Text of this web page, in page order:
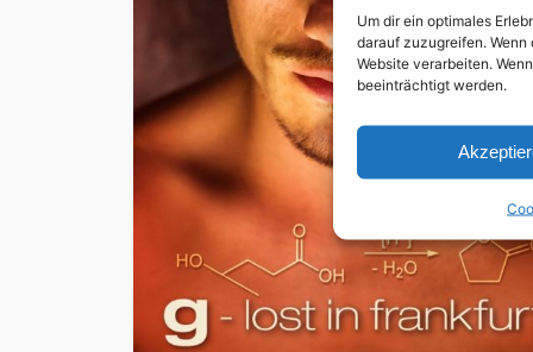
Um dir ein optimales
darauf zuzugreifen.
Website verarbeiten.
beeinträchtigt werden.